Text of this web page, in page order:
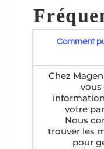
Comment
Chez
vous
votre
Nous
trouver les
pour